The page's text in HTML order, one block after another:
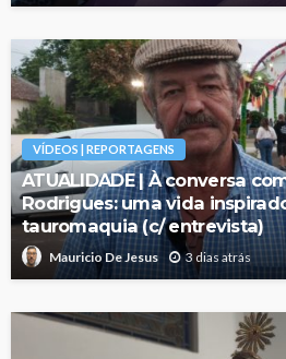
VÍDEOS | REPORTAGENS
ATUALIDADE | À conversa
Rodrigues: uma vida
tauromaquia (c/ entrevista)
Mauricio De Jesus 3 dias atrás